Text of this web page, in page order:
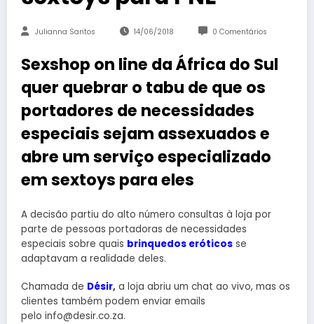
Julianna Santos 14/06/2018 0 Comentários
Sexshop on line da África do Sul
quer quebrar o tabu de que os
portadores de necessidades
especiais sejam assexuados e
abre um serviço especializado
em sextoys para eles
A decisão partiu do alto número consultas à loja por
parte de pessoas portadoras de necessidades
especiais sobre quais brinquedos eróticos se
adaptavam a realidade deles.
Chamada de Désir, a loja abriu um chat ao vivo, mas os
clientes também podem enviar emails
pelo info@desir.co.za.